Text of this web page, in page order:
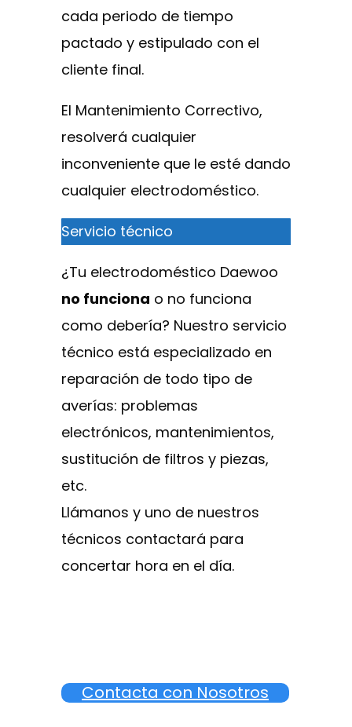
cada periodo de tiempo
pactado y estipulado con el
cliente final.
El Mantenimiento Correctivo,
resolverá cualquier
inconveniente que le esté dando
cualquier electrodoméstico.
Servicio técnico
¿Tu electrodoméstico Daewoo
no funciona o no funciona
como debería? Nuestro servicio
técnico está especializado en
reparación de todo tipo de
averías: problemas
electrónicos, mantenimientos,
sustitución de filtros y piezas,
etc.
Llámanos y uno de nuestros
técnicos contactará para
concertar hora en el día.
Contacta con Nosotros